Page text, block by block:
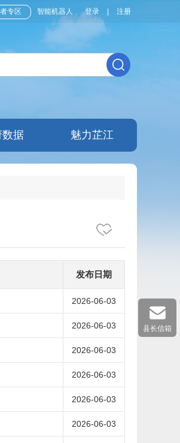
专区 智能机器人 登录 注册
数据 魅力芷江
发布日期
2026-06-03
2026-06-03
2026-06-03
2026-06-03
2026-06-03
2026-06-03
县长信箱